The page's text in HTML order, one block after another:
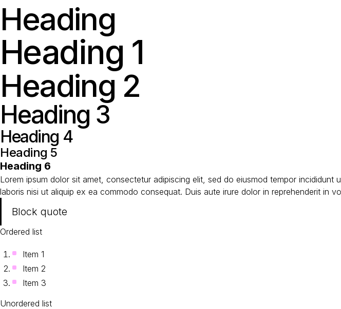
Heading
Heading 1
Heading 2
Heading 3
Heading 4
Heading 5
Heading 6
Lorem ipsum dolor sit amet, consectetur adipiscing elit, sed do eiusmod tempor
laboris nisi ut aliquip ex ea commodo consequat. Duis aute irure dolor in reprehenderit in
Block quote
Ordered list
Item 1
Item 2
Item 3
Unordered list